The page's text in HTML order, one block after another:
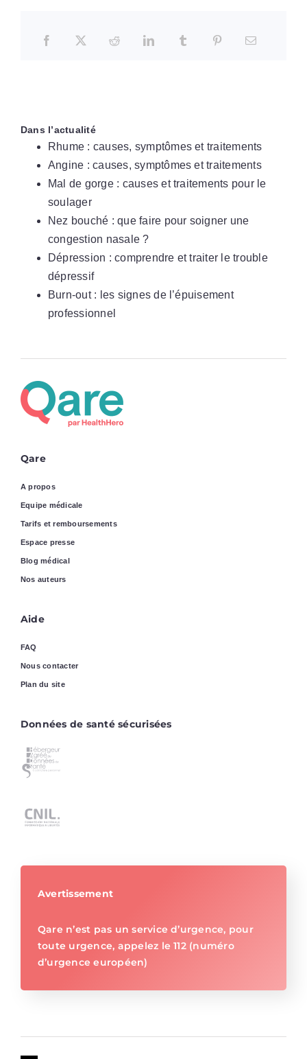
Dans l’actualité
Rhume : causes, symptômes et traitements
Angine : causes, symptômes et traitements
Mal de gorge : causes et traitements pour le
soulager
Nez bouché : que faire pour soigner une
congestion nasale ?
Dépression : comprendre et traiter le trouble
dépressif
Burn-out : les signes de l’épuisement
professionnel
Qare
A propos
Equipe médicale
Tarifs et remboursements
Espace presse
Blog médical
Nos auteurs
Aide
FAQ
Nous contacter
Plan du site
Données de santé sécurisées
Avertissement
Qare n’est pas un service d’urgence, pour
toute urgence, appelez le 112 (numéro
d’urgence européen)